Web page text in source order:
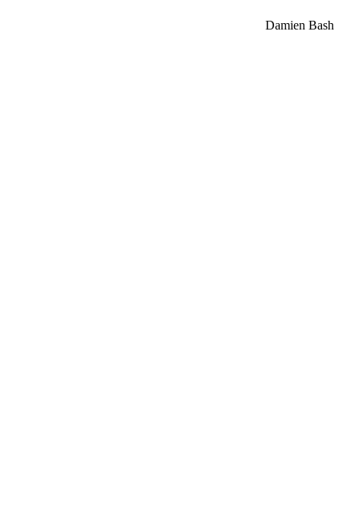
Damien Bash